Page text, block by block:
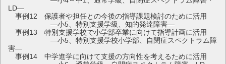
LD―
事例12 保護者や担任との今後の指導課題検討のために活用
―小5、特別支援学級、知的発達障害―
事例13 特別支援学校で小学部卒業に向けて指導計画に活用
―小5、特別支援学校小学部、自閉症スペクトラム障
害―
事例14 中学進学に向けて支援の方向性を考えるために活用